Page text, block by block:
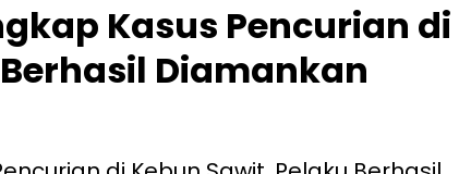
Kasus Pencurian di
Diamankan